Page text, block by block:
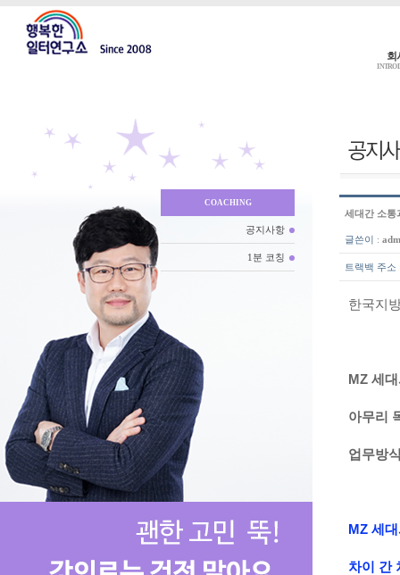
회
COACHING
공지사항
1분 코칭
세대간 소통
글쓴이 :
트랙백 주소
한국지
MZ 세
아무리
업무방
MZ 세
차이 간